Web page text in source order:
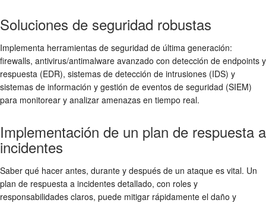
Soluciones de seguridad robustas
Implementa herramientas de seguridad de última generación:
firewalls, antivirus/antimalware avanzado con detección de endpoints y
respuesta (EDR), sistemas de detección de intrusiones (IDS) y
sistemas de información y gestión de eventos de seguridad (SIEM)
para monitorear y analizar amenazas en tiempo real.
Implementación de un plan de respuesta a
incidentes
Saber qué hacer antes, durante y después de un ataque es vital. Un
plan de respuesta a incidentes detallado, con roles y
responsabilidades claros, puede mitigar rápidamente el daño y